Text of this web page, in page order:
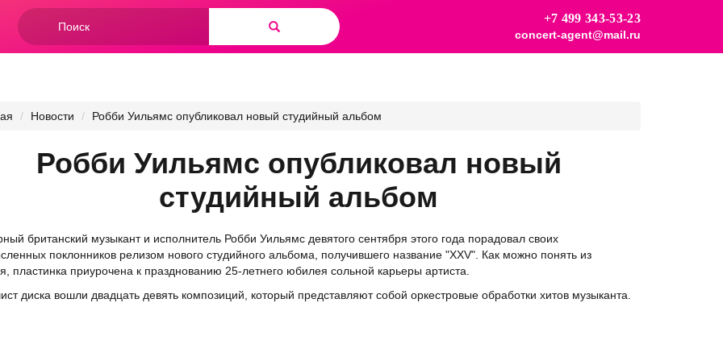
Форма
поиска
+7 499 343-53-23
concert-agent@mail.ru
Новости Робби Уильямс опубликовал новый студийный альбом
Робби Уильямс опубликовал новый
студийный альбом
британский музыкант и исполнитель Робби Уильямс девятого сентября этого года порадовал своих
поклонников релизом нового студийного альбома, получившего название "XXV". Как можно понять из
пластинка приурочена к празднованию 25-летнего юбилея сольной карьеры артиста.
диска вошли двадцать девять композиций, который представляют собой оркестровые обработки хитов музыканта.